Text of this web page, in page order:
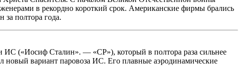
в рекордно короткий срок. Американские фирмы брались
за полтора года.
ИС («Иосиф Сталин». — «СР»), который в полтора раза сильнее
вариант паровоза ИС. Его плавные аэродинамические